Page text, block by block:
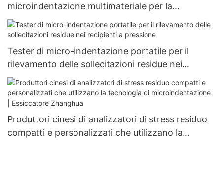
microindentazione multimateriale per la
misurazione della resistenza e dello stress -
Zhanghua Dryer
Tester di micro-indentazione portatile per il
rilevamento delle sollecitazioni residue nei
recipienti a pressione
Produttori cinesi di analizzatori di stress residuo
compatti e personalizzati che utilizzano la